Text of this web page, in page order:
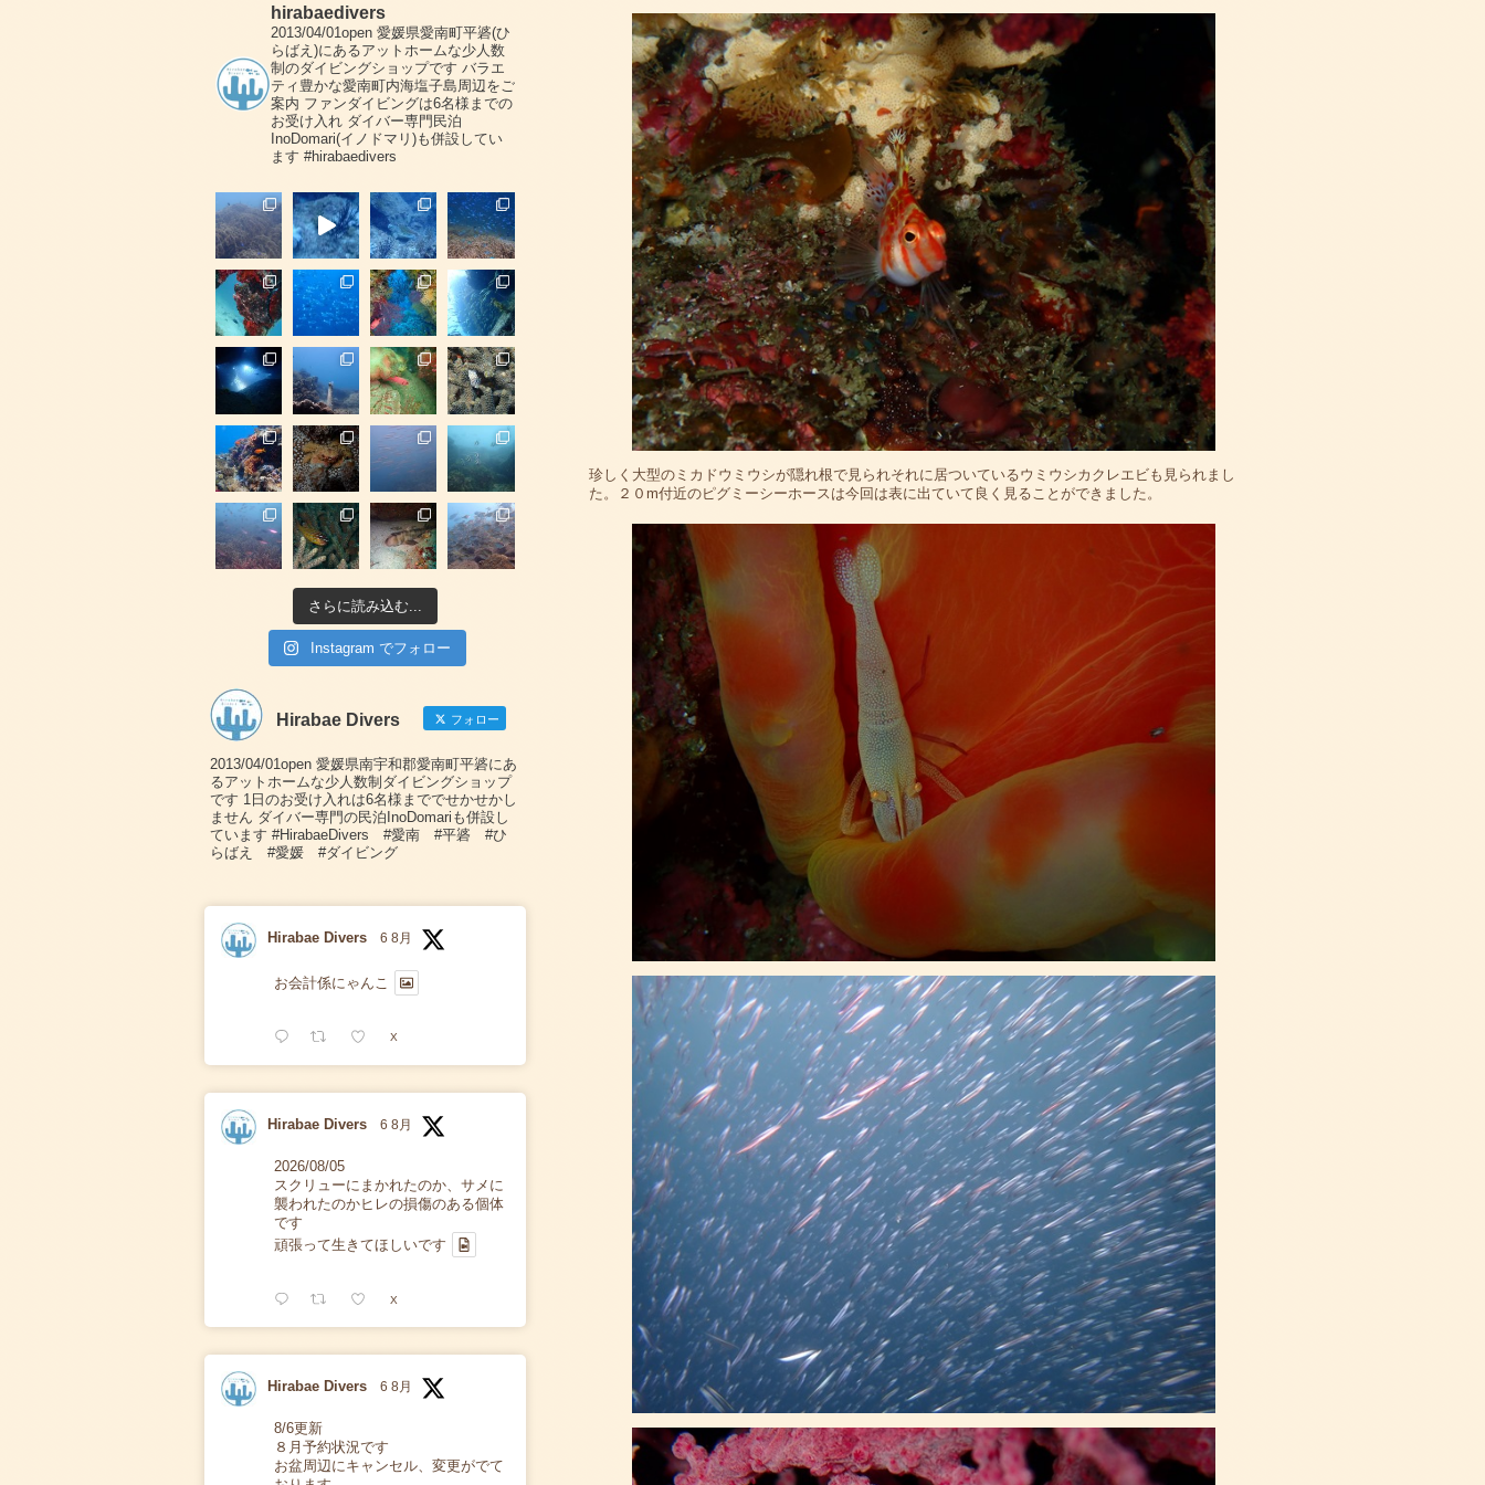
珍しく大型のミカドウミウシが隠れ根で見られそれに居ついているウミウシカクレエビも見られまし
た。２０m付近のピグミーシーホースは今回は表に出ていて良く見ることができました。
hirabaedivers
2013/04/01open愛媛県愛南町平碆(ひ
らばえ)にあるアットホームな少人数
制のダイビングショップです バラエ
ティ豊かな愛南町内海塩子島周辺をご
案内 ファンダイビングは6名様までの
お受け入れダイバー専門民泊
InoDomari(イノドマリ)も併設してい
ます #hirabaedivers
さらに読み込む...
Instagram でフォロー
Hirabae Divers フォロー
2013/04/01open 愛媛県南宇和郡愛南町平碆にあ
るアットホームな少人数制ダイビングショップ
です 1日のお受け入れは6名様まででせかせかし
ません ダイバー専門の民泊InoDomariも併設し
ています #HirabaeDivers #愛南 #平碆 #ひ
らばえ #愛媛 #ダイビング
Hirabae Divers 6 8月
お会計係にゃんこ
X
Hirabae Divers 6 8月
2026/08/05
スクリューにまかれたのか、サメに
襲われたのかヒレの損傷のある個体
です
頑張って生きてほしいです
X
Hirabae Divers 6 8月
8/6更新
８月予約状況です
お盆周辺にキャンセル、変更がでて